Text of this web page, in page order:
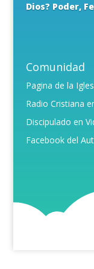
Dios? Poder,
Comunidad
Pagina de la
Radio Cristiana
Discipulado en
Facebook del